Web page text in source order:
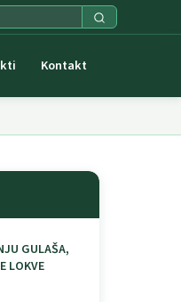
Kontakt
GULAŠA,
LOKVE